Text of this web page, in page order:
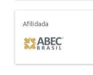
afiliada
Afilidada